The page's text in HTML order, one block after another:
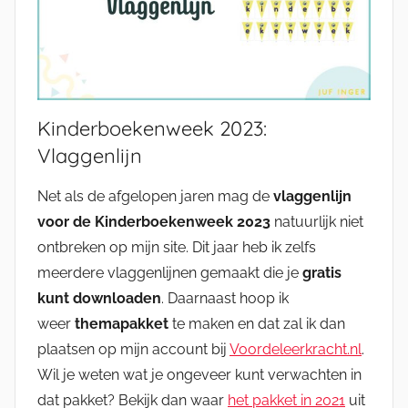
Kinderboekenweek 2023:
Vlaggenlijn
Net als de afgelopen jaren mag de vlaggenlijn
voor de Kinderboekenweek 2023 natuurlijk niet
ontbreken op mijn site. Dit jaar heb ik zelfs
meerdere vlaggenlijnen gemaakt die je gratis
kunt downloaden. Daarnaast hoop ik
weer themapakket te maken en dat zal ik dan
plaatsen op mijn account bij Voordeleerkracht.nl.
Wil je weten wat je ongeveer kunt verwachten in
dat pakket? Bekijk dan waar het pakket in 2021 uit